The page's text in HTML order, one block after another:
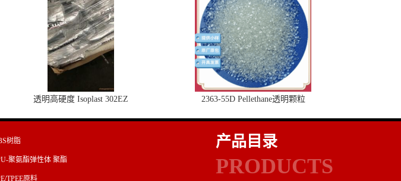
透明高硬度 Isoplast 302EZ 2363-55D Pellethane透明颗粒
树脂
聚氨酯弹性体 聚酯
聚醚
TPEE原料
产品目录
PRODUCTS